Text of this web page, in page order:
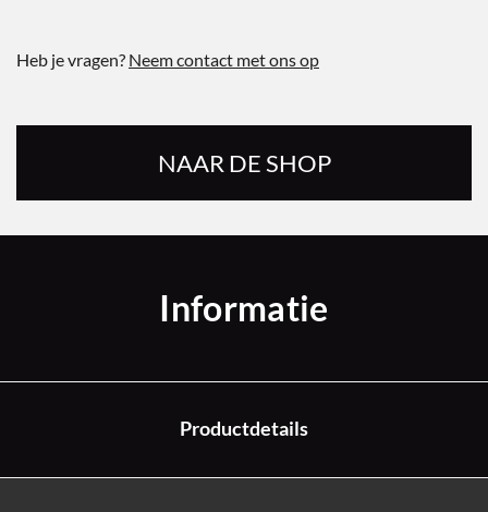
Heb je vragen? Neem contact met ons op
NAAR DE SHOP
Informatie
Productdetails